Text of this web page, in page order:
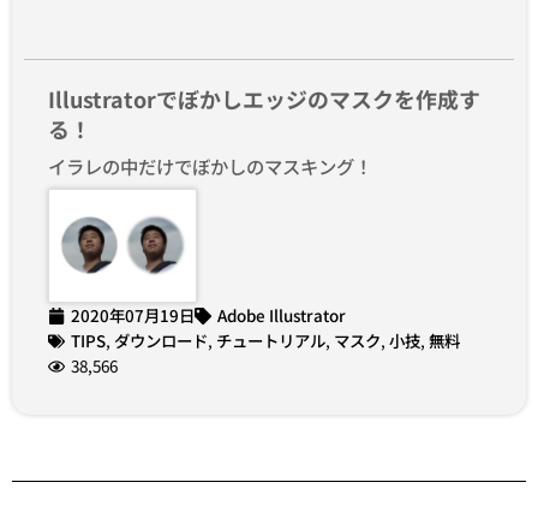
Illustratorでぼかしエッジのマスクを作成す
る！
イラレの中だけでぼかしのマスキング！
2020年07月19日
Adobe Illustrator
TIPS, ダウンロード, チュートリアル, マスク, 小技, 無料
38,566